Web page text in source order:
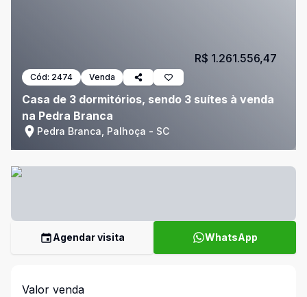
Cód: 2474 Venda
Casa de 3 dormitórios, sendo 3 suítes à venda
na Pedra Branca
Pedra Branca, Palhoça - SC
R$ 1.261.556,47
Agendar visita WhatsApp
Valor venda